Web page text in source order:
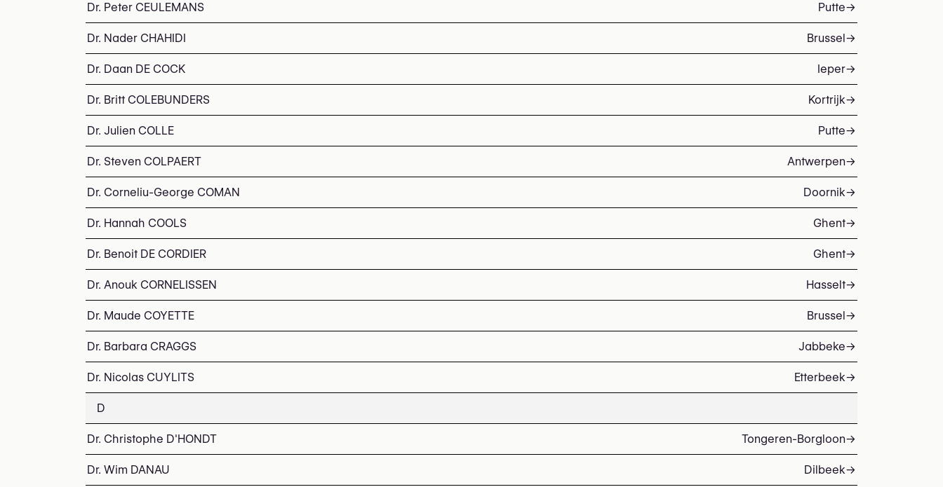
Dr. Peter CEULEMANS Putte→
Dr. Nader CHAHIDI Brussel→
Dr. Daan DE COCK Ieper→
Dr. Britt COLEBUNDERS Kortrijk→
Dr. Julien COLLE Putte→
Dr. Steven COLPAERT Antwerpen→
Dr. Corneliu-George COMAN Doornik→
Dr. Hannah COOLS Ghent→
Dr. Benoit DE CORDIER Ghent→
Dr. Anouk CORNELISSEN Hasselt→
Dr. Maude COYETTE Brussel→
Dr. Barbara CRAGGS Jabbeke→
Dr. Nicolas CUYLITS Etterbeek→
D
Dr. Christophe D'HONDT Tongeren-Borgloon→
Dr. Wim DANAU Dilbeek→